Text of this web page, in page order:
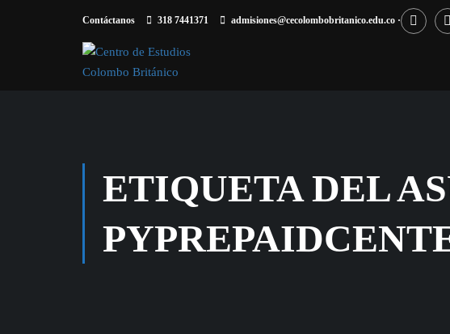
Contáctanos 318 7441371 admisiones@cecolombobritanico.edu.co ·
ETIQUETA DEL